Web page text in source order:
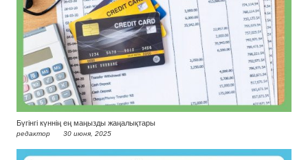
Бүгінгі күннің ең маңызды жаңалықтары
редактор 30 июня, 2025